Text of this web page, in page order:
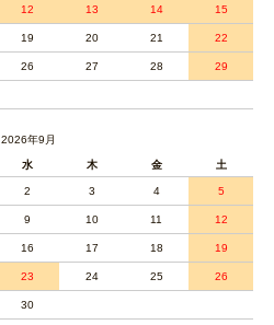
12 13 14 15
19 20 21 22
26 27 28 29
2026年9月
水 木 金 土
2 3 4 5
9 10 11 12
16 17 18 19
23 24 25 26
30